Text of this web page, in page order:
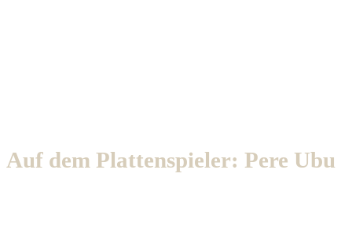
Auf dem Plattenspieler: Pere Ubu